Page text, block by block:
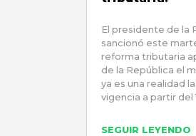
El presidente de la
sancionó este
reforma tributaria
de la República el
ya es una realidad
vigencia a partir del
SEGUIR LEYENDO